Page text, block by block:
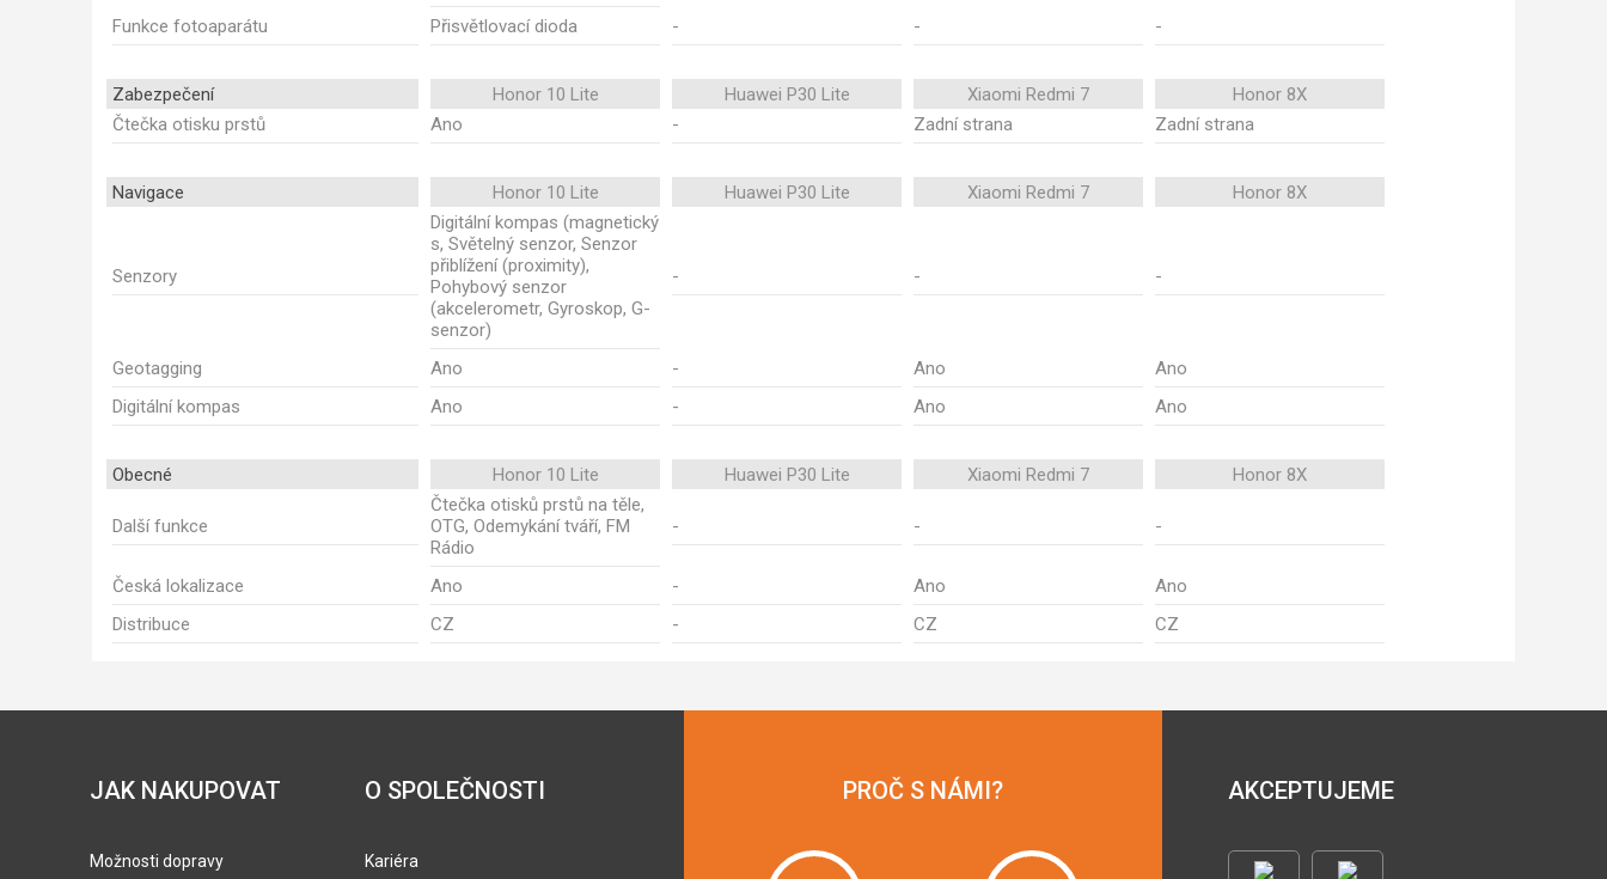
Funkce fotoaparátu Přisvětlovací dioda - - -
Zabezpečení Honor 10 Lite Huawei P30 Lite Xiaomi Redmi 7
Honor 8X
Čtečka otisku prstů
Ano - Zadní strana Zadní strana
Navigace Honor 10 Lite Huawei P30 Lite Xiaomi Redmi 7 Honor 8X
Senzory
Digitální kompas (magnetický
s, Světelný senzor, Senzor
přiblížení (proximity),
Pohybový senzor
(akcelerometr, Gyroskop, G-
senzor)
- - -
Geotagging Ano - Ano
Ano
Digitální kompas
Ano - Ano Ano
Obecné Honor 10 Lite Huawei P30 Lite Xiaomi Redmi 7 Honor 8X
Další funkce
Čtečka otisků prstů na těle,
OTG, Odemykání tváří, FM
Rádio
- - -
Česká lokalizace Ano - Ano
Ano
Distribuce
CZ - CZ CZ
JAK NAKUPOVAT
Možnosti dopravy
O SPOLEČNOSTI
Kariéra
PROČ S NÁMI? AKCEPTUJEME